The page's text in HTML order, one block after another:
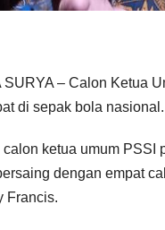
SURYA – Calon Ketua
di sepak bola nasional.
calon ketua umum
dengan empat
Francis.